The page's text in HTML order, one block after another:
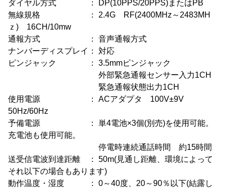
ダイヤル方式 ： DP(10PPS/20PPS)またはPB
無線規格 ： 2.4G RF(2400MHz～2483MH
ｚ) 16CH/10mw
通報方式 ： 音声通報方式
ナンバーディスプレイ： 対応
ピンジャック ： 3.5mmピンジャック
外部緊急通報センサー入力1CH
緊急通報状態出力1CH
使用電源 ： ACアダプタ 100V±9V
50Hz/60Hz
予備電源 ： 単4電池×3個(別売)を使用可能。
充電池も使用可能。
停電時連続通話時間 約15時間
送受信電波到達距離 ： 50m(見通し距離、環境によって
それ以下の場合もあります)
動作温度・湿度 ： 0～40度、20～90％以下(結露し